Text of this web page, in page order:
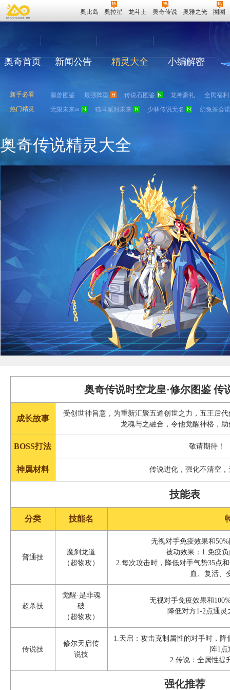
奥比岛 奥拉星 龙斗士 奥奇传说 奥雅之光 圈圈
奥奇首页 新闻公告 精灵大全 小编解密
新手必看 源兽图鉴 最强阵型 传说石图鉴 龙神豪礼
全民福利
热门精灵
无限未来∞ 猫耳派对未来 少林传说无名 幻兔茶会
奥奇传说精灵大全
奥奇传说时空龙皇·修尔图鉴 传
成长故事
受创世神旨意，为重新汇聚五道创世之力，五王后
龙魂与之融合，令他觉醒神格，
BOSS打法 敬请期待！
神属材料 传说进化，强化不清空
技能表
分类 技能名
普通技
魔刹龙道
（超物攻）
无视对手免疫效果和
被动效果：1.免疫
2.每次攻击时，降低对手气势35点
血、复活、
超杀技
觉醒·是非魂
破
（超物攻）
无视对手免疫效果和
降低对方1-2点通
传说技
修尔天启传
说技
1.天启：攻击克制属性的对手时，
阵1
2.传说：全属性提
强化推荐